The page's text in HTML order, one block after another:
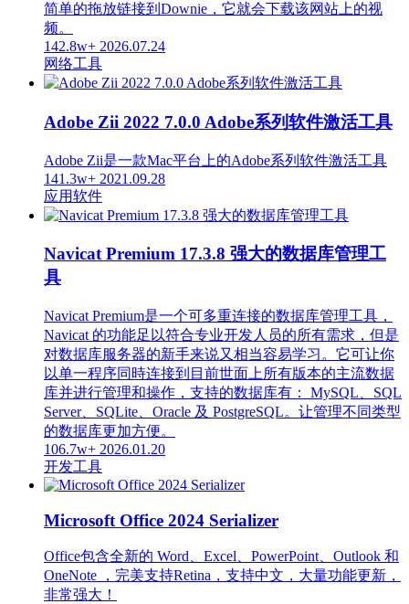
简单的拖放链接到Downie，它就会下载该网站上的视
频。
142.8w+ 2026.07.24
网络工具
Adobe Zii 2022 7.0.0 Adobe系列软件激活工具
Adobe Zii是一款Mac平台上的Adobe系列软件激活工具
141.3w+ 2021.09.28
应用软件
Navicat Premium 17.3.8 强大的数据库管理工
具
Navicat Premium是一个可多重连接的数据库管理工具，
Navicat 的功能足以符合专业开发人员的所有需求，但是
对数据库服务器的新手来说又相当容易学习。它可让你
以单一程序同時连接到目前世面上所有版本的主流数据
库并进行管理和操作，支持的数据库有： MySQL、SQL
Server、SQLite、Oracle 及 PostgreSQL。让管理不同类型
的数据库更加方便。
106.7w+ 2026.01.20
开发工具
Microsoft Office 2024 Serializer
Office包含全新的 Word、Excel、PowerPoint、Outlook 和
OneNote ，完美支持Retina，支持中文，大量功能更新，
非常强大！